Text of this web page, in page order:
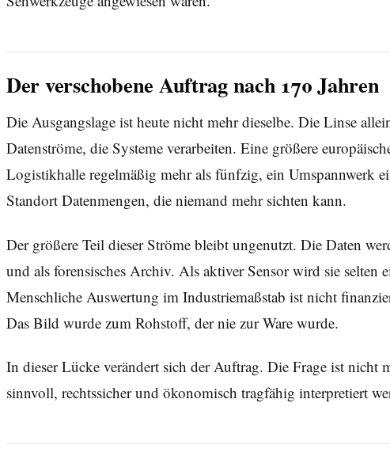
Der verschobene Auftrag nach 170 Jahren
Die Ausgangslage ist heute nicht mehr dieselbe. Die Linse
Datenströme, die Systeme verarbeiten. Eine größere
Logistikhalle regelmäßig mehr als fünfzig, ein Umspannwerk
Standort Datenmengen, die niemand mehr sichten kann.
Der größere Teil dieser Ströme bleibt ungenutzt. Die Daten
und als forensisches Archiv. Als aktiver Sensor wird sie selten
Menschliche Auswertung im Industriemaßstab ist nicht
Das Bild wurde zum Rohstoff, der nie zur Ware wurde.
In dieser Lücke verändert sich der Auftrag. Die Frage ist nicht
sinnvoll, rechtssicher und ökonomisch tragfähig interpretiert